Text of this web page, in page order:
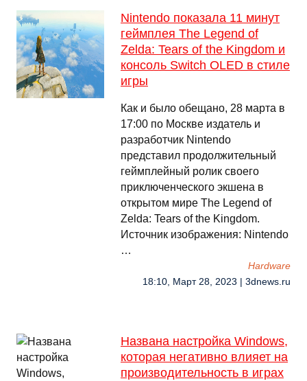
Nintendo показала 11 минут
геймплея The Legend of
Zelda: Tears of the Kingdom и
консоль Switch OLED в стиле
игры
Как и было обещано, 28 марта в
17:00 по Москве издатель и
разработчик Nintendo
представил продолжительный
геймплейный ролик своего
приключенческого экшена в
открытом мире The Legend of
Zelda: Tears of the Kingdom.
Источник изображения: Nintendo
…
Hardware
18:10, Март 28, 2023 | 3dnews.ru
Названа настройка Windows,
которая негативно влияет на
производительность в играх